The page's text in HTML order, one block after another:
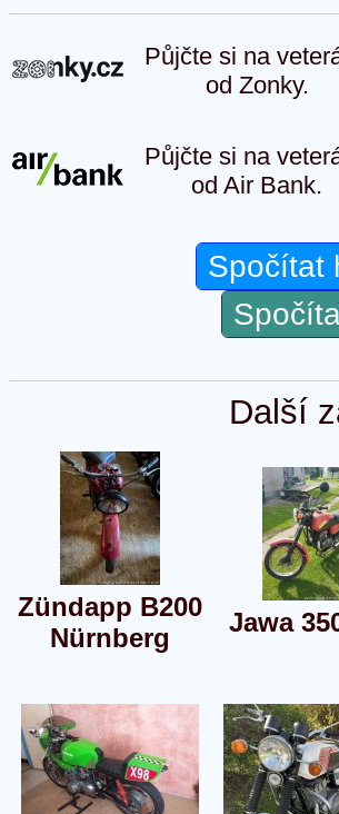
Půjčte si na
od Zonky.
Půjčte si na
od Air Bank.
Spočítat
Další
Zündapp B200
Nürnberg
Jawa